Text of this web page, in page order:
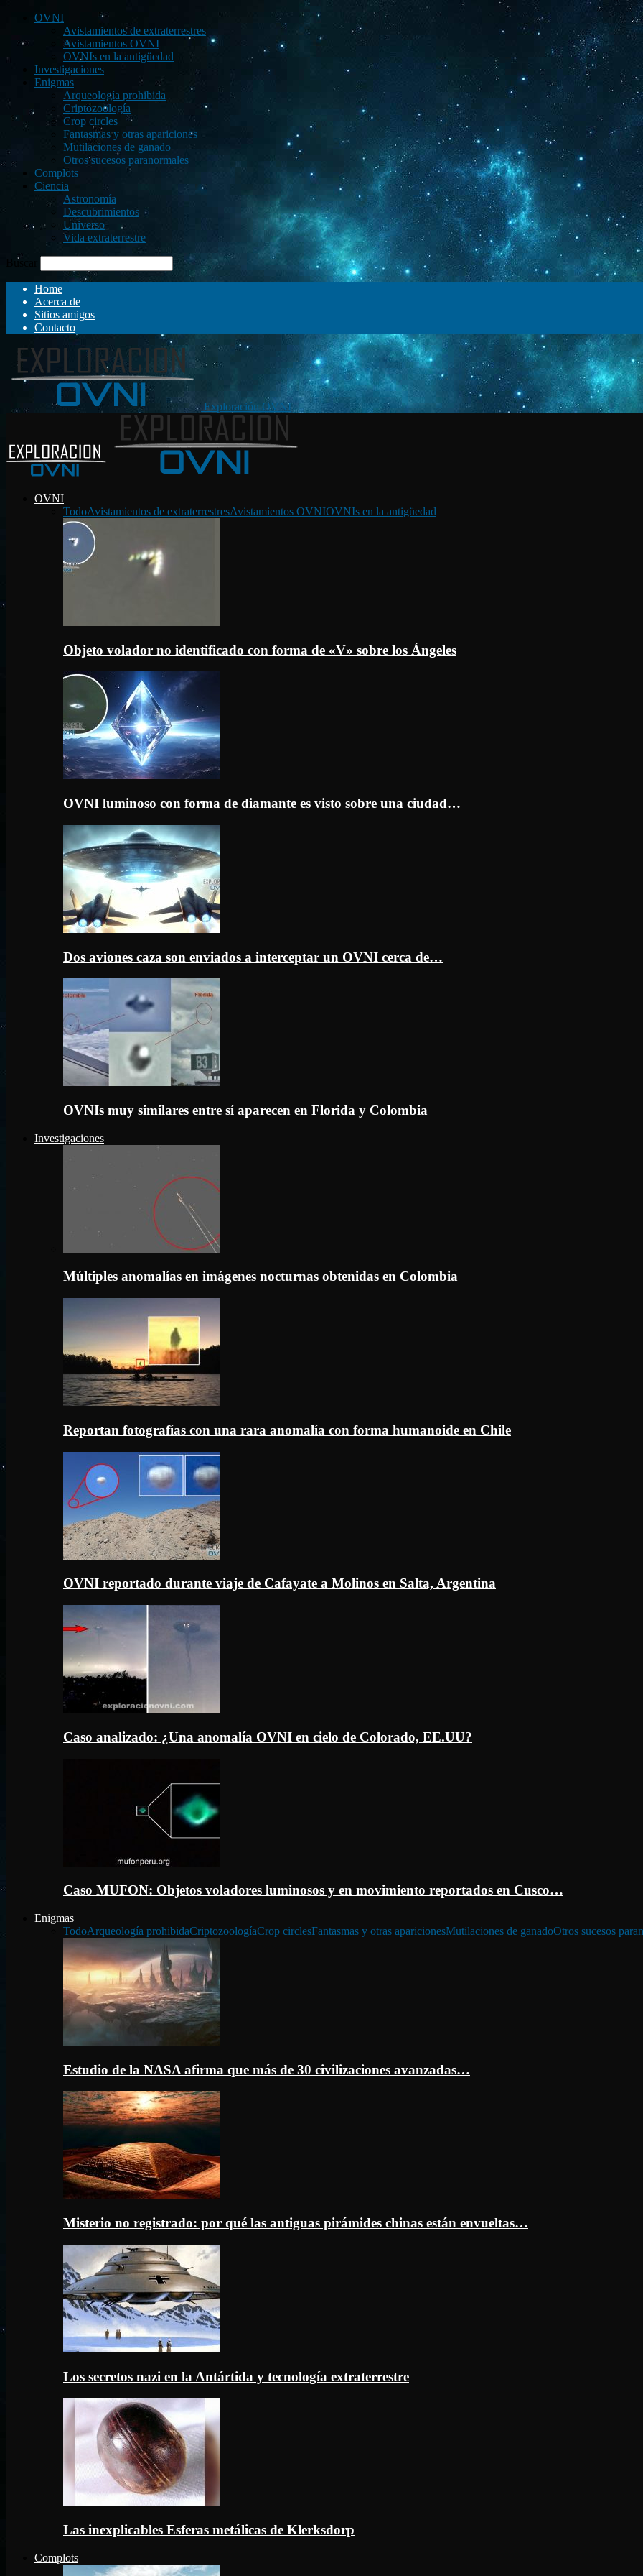
OVNI
Avistamientos de extraterrestres
Avistamientos OVNI
OVNIs en la antigüedad
Investigaciones
Enigmas
Arqueología prohibida
Criptozoología
Crop circles
Fantasmas y otras apariciones
Mutilaciones de ganado
Otros sucesos paranormales
Complots
Ciencia
Astronomía
Descubrimientos
Universo
Vida extraterrestre
Buscar
Home
Acerca de
Sitios amigos
Contacto
Exploración OVNI
OVNI
TodoAvistamientos de extraterrestresAvistamientos OVNIOVNIs en la antigüedad
Objeto volador no identificado con forma de «V» sobre los Ángeles
OVNI luminoso con forma de diamante es visto sobre una ciudad…
Dos aviones caza son enviados a interceptar un OVNI cerca de…
OVNIs muy similares entre sí aparecen en Florida y Colombia
Investigaciones
Múltiples anomalías en imágenes nocturnas obtenidas en Colombia
Reportan fotografías con una rara anomalía con forma humanoide en Chile
OVNI reportado durante viaje de Cafayate a Molinos en Salta, Argentina
Caso analizado: ¿Una anomalía OVNI en cielo de Colorado, EE.UU?
Caso MUFON: Objetos voladores luminosos y en movimiento reportados en Cusco…
Enigmas
TodoArqueología prohibidaCriptozoologíaCrop circlesFantasmas y otras aparicionesMutilaciones de ganadoOtros sucesos
Estudio de la NASA afirma que más de 30 civilizaciones avanzadas…
Misterio no registrado: por qué las antiguas pirámides chinas están envueltas…
Los secretos nazi en la Antártida y tecnología extraterrestre
Las inexplicables Esferas metálicas de Klerksdorp
Complots